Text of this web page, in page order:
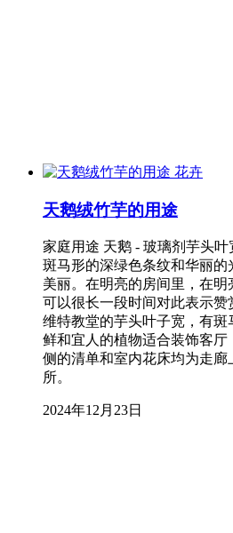
花卉
天鹅绒竹芋的用途
家庭用途 天鹅 - 玻璃剂芋头
斑马形的深绿色条纹和华丽的
美丽。在明亮的房间里，在明
可以很长一段时间对此表示赞
维特教堂的芋头叶子宽，有
鲜和宜人的植物适合装饰客
侧的清单和室内花床均为走
所。
2024年12月23日